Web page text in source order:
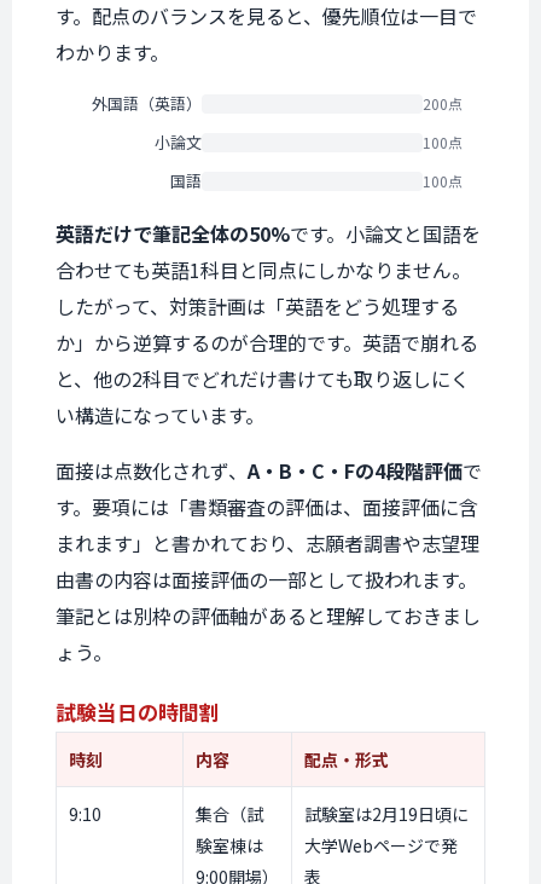
す。配点のバランスを見ると、優先順位は一目で
わかります。
外国語（英語） 200点
小論文 100点
国語 100点
英語だけで筆記全体の50%です。小論文と国語を
合わせても英語1科目と同点にしかなりません。
したがって、対策計画は「英語をどう処理する
か」から逆算するのが合理的です。英語で崩れる
と、他の2科目でどれだけ書けても取り返しにく
い構造になっています。
面接は点数化されず、A・B・C・Fの4段階評価で
す。要項には「書類審査の評価は、面接評価に含
まれます」と書かれており、志願者調書や志望理
由書の内容は面接評価の一部として扱われます。
筆記とは別枠の評価軸があると理解しておきまし
ょう。
試験当日の時間割
時刻 内容 配点・形式
9:10
集合（試
験室棟は
9:00開場）
試験室は2月19日頃に
大学Webページで発
表